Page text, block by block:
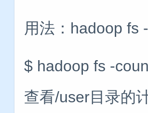
用法：hadoop fs
$ hadoop fs -
查看/user目录的